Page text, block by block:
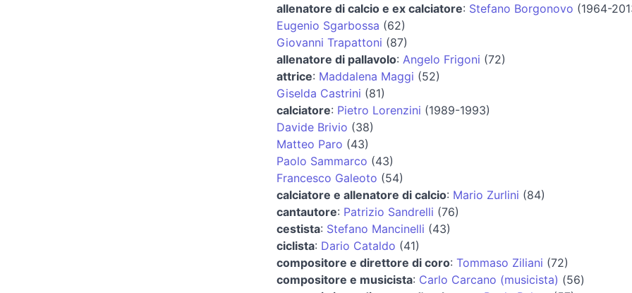
allenatore di calcio e ex calciatore: Stefano Borgonovo (1964-
Eugenio Sgarbossa (62)
Giovanni Trapattoni (87)
allenatore di pallavolo: Angelo Frigoni (72)
attrice: Maddalena Maggi (52)
Giselda Castrini (81)
calciatore: Pietro Lorenzini (1989-1993)
Davide Brivio (38)
Matteo Paro (43)
Paolo Sammarco (43)
Francesco Galeoto (54)
calciatore e allenatore di calcio: Mario Zurlini (84)
cantautore: Patrizio Sandrelli (76)
cestista: Stefano Mancinelli (43)
ciclista: Dario Cataldo (41)
compositore e direttore di coro: Tommaso Ziliani (72)
compositore e musicista: Carlo Carcano (musicista) (56)